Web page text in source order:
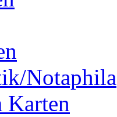
Notaphila
Karten